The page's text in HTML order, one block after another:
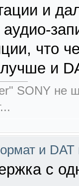
и
аудио-
что
и
SONY не
и
с